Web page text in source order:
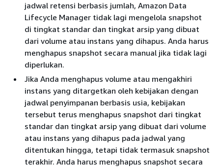
jadwal retensi berbasis jumlah, Amazon Data
Lifecycle Manager tidak lagi mengelola snapshot
di tingkat standar dan tingkat arsip yang dibuat
dari volume atau instans yang dihapus. Anda harus
menghapus snapshot secara manual jika tidak lagi
diperlukan.
Jika Anda menghapus volume atau mengakhiri
instans yang ditargetkan oleh kebijakan dengan
jadwal penyimpanan berbasis usia, kebijakan
tersebut terus menghapus snapshot dari tingkat
standar dan tingkat arsip yang dibuat dari volume
atau instans yang dihapus pada jadwal yang
ditentukan hingga, tetapi tidak termasuk snapshot
terakhir. Anda harus menghapus snapshot secara